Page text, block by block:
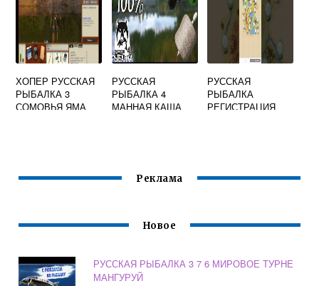
ХОПЕР РУССКАЯ
РЫБАЛКА 3
СОМОВЬЯ ЯМА
РУССКАЯ
РЫБАЛКА 4
МАННАЯ КАША
РУССКАЯ
РЫБАЛКА
РЕГИСТРАЦИЯ
Реклама
Новое
РУССКАЯ РЫБАЛКА 3 7 6 МИРОВОЕ ТУРНЕ
МАНГУРУЙ